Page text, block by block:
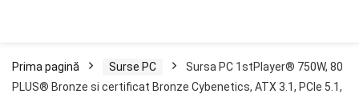
Prima pagină Surse PC
Sursa PC 1stPlayer® 750W, 80
PLUS® Bronze si certificat Bronze Cybenetics, ATX 3.1, PCIe 5.1,